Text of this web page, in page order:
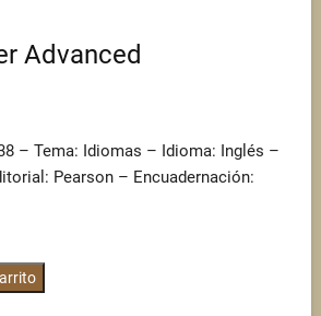
Advanced
– Tema: Idiomas – Idioma: Inglés –
Pearson – Encuadernación: